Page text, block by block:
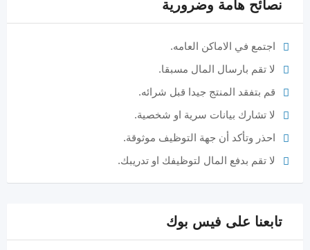
نصائح هامة وضرورية
اجتمع في الاماكن العامه.
لا تقم بارسال المال مسبقا.
قم بتفقد المنتج جيدا قبل شرائه.
لا تشارك بيانات سرية او شخصية.
احذر وتأكد أن جهة التوظيف موثوقة.
لا تقم بدفع المال لتوظيفك او تدريبك.
تابعنا على فيس بوك